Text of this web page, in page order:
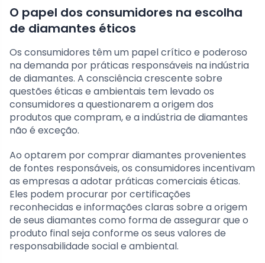
O papel dos consumidores na escolha
de diamantes éticos
Os consumidores têm um papel crítico e poderoso
na demanda por práticas responsáveis na indústria
de diamantes. A consciência crescente sobre
questões éticas e ambientais tem levado os
consumidores a questionarem a origem dos
produtos que compram, e a indústria de diamantes
não é exceção.
Ao optarem por comprar diamantes provenientes
de fontes responsáveis, os consumidores incentivam
as empresas a adotar práticas comerciais éticas.
Eles podem procurar por certificações
reconhecidas e informações claras sobre a origem
de seus diamantes como forma de assegurar que o
produto final seja conforme os seus valores de
responsabilidade social e ambiental.